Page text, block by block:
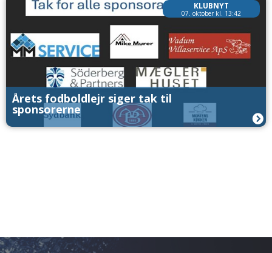
KLUBNYT
07. oktober kl. 13:42
Årets fodboldlejr siger tak til
sponsorerne